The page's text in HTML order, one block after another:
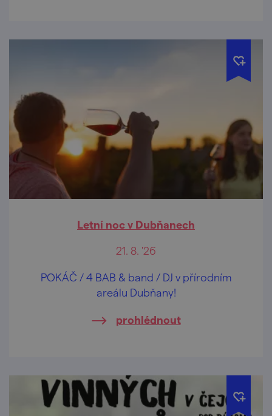
Letní noc v Dubňanech
21. 8. '26
POKÁČ / 4 BAB & band / DJ v přírodním
areálu Dubňany!
prohlédnout